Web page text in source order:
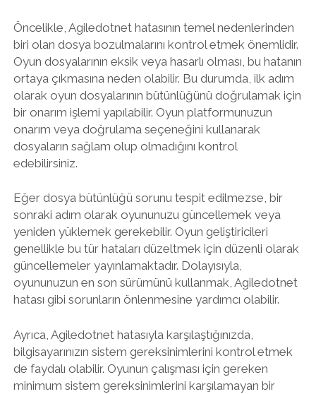
Öncelikle, Agiledotnet hatasının temel nedenlerinden
biri olan dosya bozulmalarını kontrol etmek önemlidir.
Oyun dosyalarının eksik veya hasarlı olması, bu hatanın
ortaya çıkmasına neden olabilir. Bu durumda, ilk adım
olarak oyun dosyalarının bütünlüğünü doğrulamak için
bir onarım işlemi yapılabilir. Oyun platformunuzun
onarım veya doğrulama seçeneğini kullanarak
dosyaların sağlam olup olmadığını kontrol
edebilirsiniz.
Eğer dosya bütünlüğü sorunu tespit edilmezse, bir
sonraki adım olarak oyununuzu güncellemek veya
yeniden yüklemek gerekebilir. Oyun geliştiricileri
genellikle bu tür hataları düzeltmek için düzenli olarak
güncellemeler yayınlamaktadır. Dolayısıyla,
oyununuzun en son sürümünü kullanmak, Agiledotnet
hatası gibi sorunların önlenmesine yardımcı olabilir.
Ayrıca, Agiledotnet hatasıyla karşılaştığınızda,
bilgisayarınızın sistem gereksinimlerini kontrol etmek
de faydalı olabilir. Oyunun çalışması için gereken
minimum sistem gereksinimlerini karşılamayan bir